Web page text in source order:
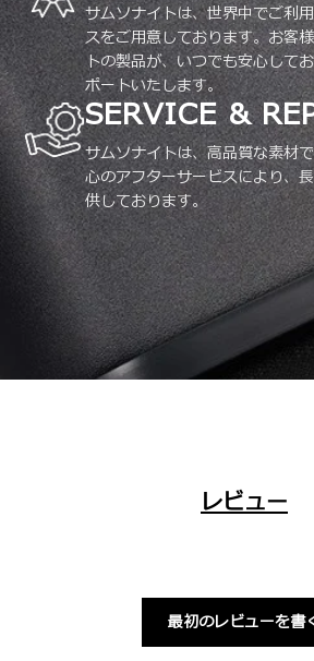
サムソナイトは、世界中でご利
スをご用意しております。お客
トの製品が、いつでも安心して
ポートいたします。
SERVICE &
サムソナイトは、高品質な素材
心のアフターサービスにより、
供しております。
レビュー
最初のレビューを書